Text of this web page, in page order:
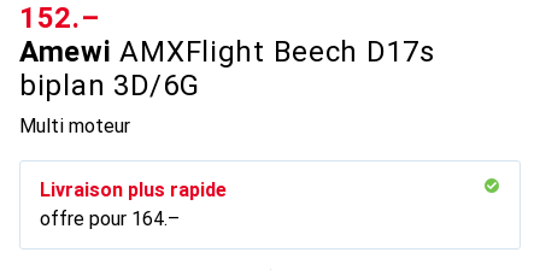
Amewi AMXFlight Beech D17s
biplan 3D/6G
Multi moteur
CHF
152.–
Livraison plus rapide
offre pour CHF
164.–